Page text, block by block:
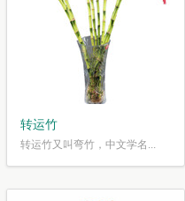
转运竹
转运竹又叫弯竹，中文学名...